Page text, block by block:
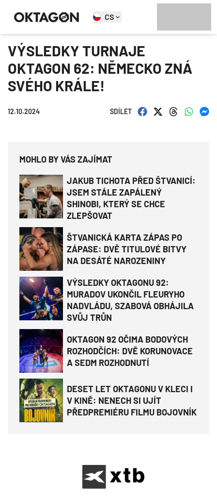
CS
VÝSLEDKY TURNAJE
OKTAGON 62: NĚMECKO ZNÁ
SVÉHO KRÁLE!
12.10.2024 SDÍLET
MOHLO BY VÁS ZAJÍMAT
JAKUB TICHOTA PŘED ŠTVANICÍ:
JSEM STÁLE ZAPÁLENÝ
SHINOBI, KTERÝ SE CHCE
ZLEPŠOVAT
ŠTVANICKÁ KARTA ZÁPAS PO
ZÁPASE: DVĚ TITULOVÉ BITVY
NA DESÁTÉ NAROZENINY
VÝSLEDKY OKTAGONU 92:
MURADOV UKONČIL FLEURYHO
NADVLÁDU, SZABOVÁ OBHÁJILA
SVŮJ TRŮN
OKTAGON 92 OČIMA BODOVÝCH
ROZHODČÍCH: DVĚ KORUNOVACE
A SEDM ROZHODNUTÍ
DESET LET OKTAGONU V KLECI I
V KINĚ: NENECH SI UJÍT
PŘEDPREMIÉRU FILMU BOJOVNÍK